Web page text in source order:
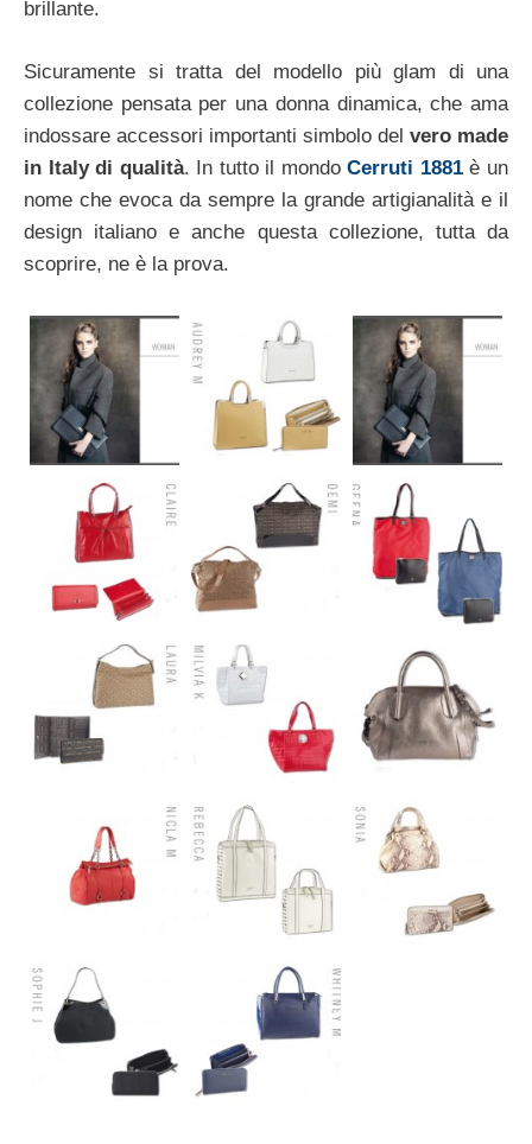
brillante.
Sicuramente si tratta del modello più glam di una
collezione pensata per una donna dinamica, che ama
indossare accessori importanti simbolo del vero made
in Italy di qualità. In tutto il mondoCerruti 1881è un
nome che evoca da sempre la grande artigianalità e il
design italiano e anche questa collezione, tutta da
scoprire, ne è la prova.